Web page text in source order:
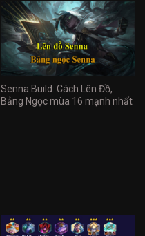
Senna Build: Cách Lên Đồ,
Bảng Ngọc mùa 16 mạnh nhất